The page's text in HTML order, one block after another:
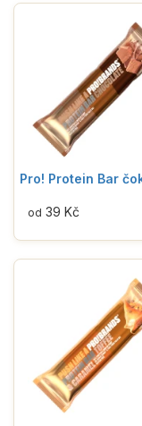
Pro! Protein Bar
od 39 Kč